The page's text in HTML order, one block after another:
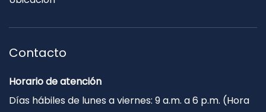
Contacto
Horario de atención
Días hábiles de lunes a viernes: 9 a.m. a 6 p.m. (Hora